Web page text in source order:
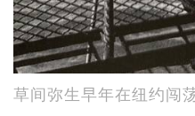
草间弥生早年在纽约闯